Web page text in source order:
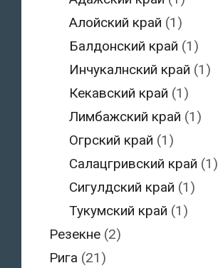
Алойский край (1)
Балдонский край (1)
Инчукалнский край (1)
Кекавский край (1)
Лимбажский край (1)
Огрский край (1)
Салацгривский край (1)
Сигулдский край (1)
Тукумский край (1)
Резекне(2)
Рига (21)